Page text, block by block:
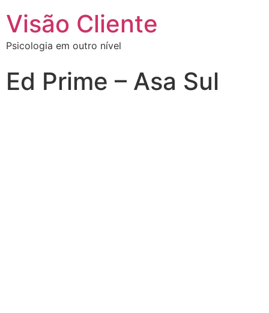
Visão Cliente
Psicologia em outro nível
Ed Prime – Asa Sul